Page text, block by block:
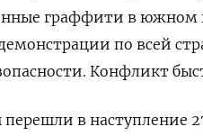
граффити в южном
по всей
Конфликт
в наступление